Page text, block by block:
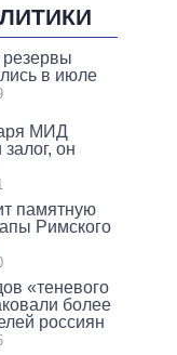
в июле
МИД
он
памятную
Римского
«теневого
более
россиян